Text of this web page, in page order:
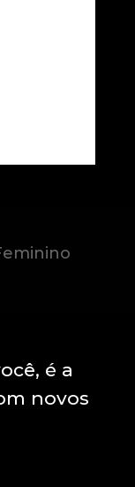
é a
novos